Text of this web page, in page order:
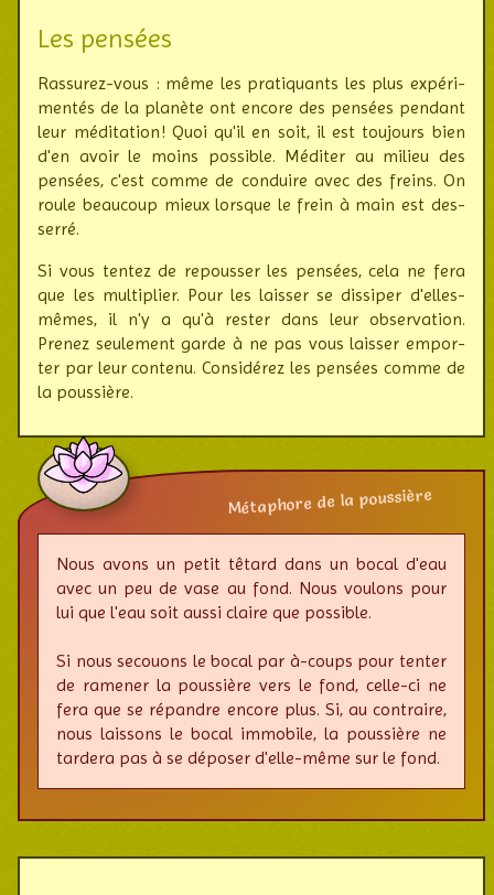
Les pensées
Rassurez-vous : même les prati­quants les plus expé­ri­
men­tés de la planète ont encore des pensées pendant
leur médi­tation ! Quoi qu'il en soit, il est tou­jours bien
d'en avoir le moins possible. Méditer au milieu des
pensées, c'est comme de conduire avec des freins. On
roule beau­coup mieux lorsque le frein à main est des­
serré.
Si vous tentez de repousser les pensées, cela ne fera
que les multi­plier. Pour les laisser se dissi­per d'elles-
mêmes, il n'y a qu'à rester dans leur obser­vation.
Prenez seule­ment garde à ne pas vous laisser empor­
ter par leur contenu. Consi­dérez les pensées comme de
la pous­sière.
Métaphore de la poussière
Nous avons un petit têtard dans un bocal d'eau
avec un peu de vase au fond. Nous voulons pour
lui que l'eau soit aussi claire que possible.
Si nous secouons le bocal par à-coups pour tenter
de ramener la poussière vers le fond, celle-ci ne
fera que se répandre encore plus. Si, au contraire,
nous laissons le bocal immobile, la poussière ne
tardera pas à se déposer d'elle-même sur le fond.